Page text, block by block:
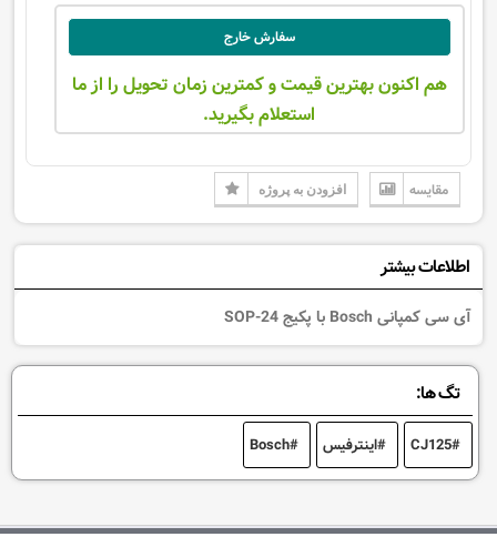
سفارش خارج
هم اکنون بهترین قیمت و کمترین زمان تحویل را از ما
استعلام بگیرید.
مقایسه افزودن به پروژه
اطلاعات بیشتر
آی سی کمپانی Bosch با پکیج SOP-24
تگ ها:
CJ125 اینترفیس Bosch